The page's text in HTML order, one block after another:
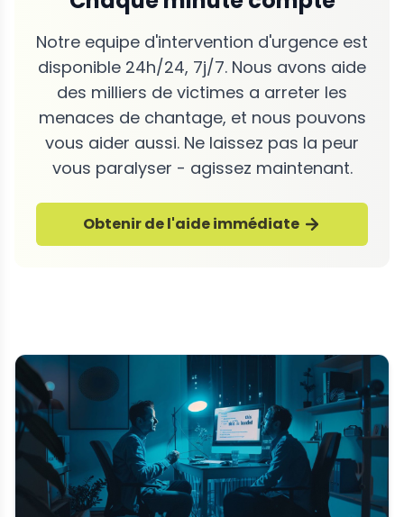
Notre equipe d'intervention d'urgence est
disponible 24h/24, 7j/7. Nous avons aide
des milliers de victimes a arreter les
menaces de chantage, et nous pouvons
vous aider aussi. Ne laissez pas la peur
vous paralyser - agissez maintenant.
Obtenir de l'aide immédiate